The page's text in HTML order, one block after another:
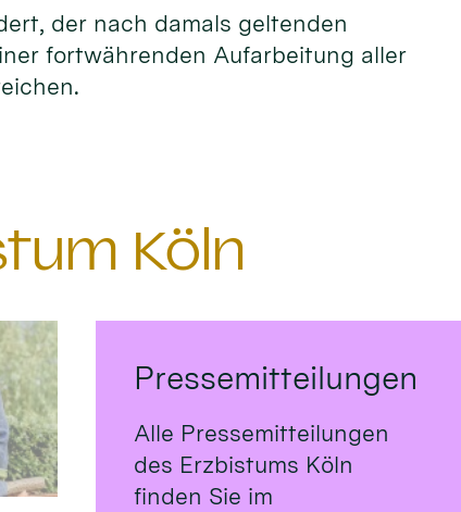
der nach damals geltenden
fortwährenden Aufarbeitung aller
Köln
Pressemitteilungen
Alle Pressemitteilungen
des Erzbistums Köln
finden Sie im